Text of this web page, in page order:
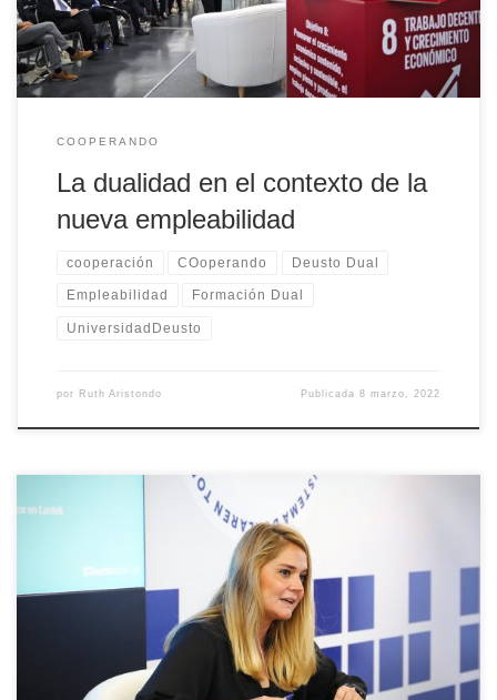
nuestra capacidad de innovación será clave para afrontar los
desafíos del futuro.
COOPERANDO
La dualidad en el contexto de la
nueva empleabilidad
cooperación COoperando Deusto Dual
Empleabilidad Formación Dual
UniversidadDeusto
por Ruth Aristondo Publicada8 marzo, 2022
Gemma Nogales, directora de Desarrollo de Personas en Lantek,
responde a las preguntas que le lanzaron en el encuentro
UNi&CO,, celebrado el 26 de octubre de 2021, y que trató el tema
del futuro de la educación y el empleo, así como el papel de la